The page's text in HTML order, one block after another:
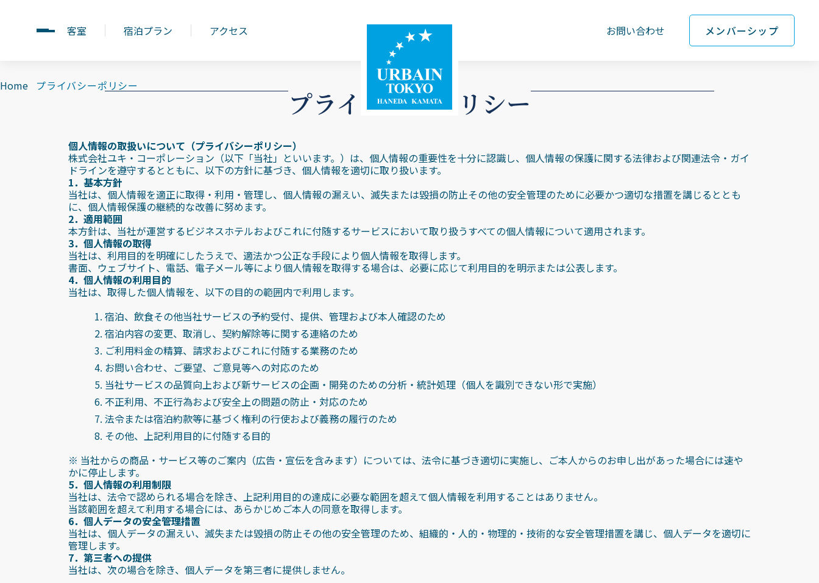
Open menu
客室 宿泊プラン アクセス お問い合わせ メンバーシップ
Home プライバシーポリシー プライバシーポリシー
個人情報の取扱いについて（プライバシーポリシー）
株式会社ユキ・コーポレーション（以下「当社」といいます。）は、個人情報の重要性を十分に認識し、個人情報の保護に関する法律および関連法令・ガイ
ドラインを遵守するとともに、以下の方針に基づき、個人情報を適切に取り扱います。
1．基本方針
当社は、個人情報を適正に取得・利用・管理し、個人情報の漏えい、滅失または毀損の防止その他の安全管理のために必要かつ適切な措置を講じるととも
に、個人情報保護の継続的な改善に努めます。
2．適用範囲
本方針は、当社が運営するビジネスホテルおよびこれに付随するサービスにおいて取り扱うすべての個人情報について適用されます。
3．個人情報の取得
当社は、利用目的を明確にしたうえで、適法かつ公正な手段により個人情報を取得します。
書面、ウェブサイト、電話、電子メール等により個人情報を取得する場合は、必要に応じて利用目的を明示または公表します。
4．個人情報の利用目的
当社は、取得した個人情報を、以下の目的の範囲内で利用します。
宿泊、飲食その他当社サービスの予約受付、提供、管理および本人確認のため
宿泊内容の変更、取消し、契約解除等に関する連絡のため
ご利用料金の精算、請求およびこれに付随する業務のため
お問い合わせ、ご要望、ご意見等への対応のため
当社サービスの品質向上および新サービスの企画・開発のための分析・統計処理（個人を識別できない形で実施）
不正利用、不正行為および安全上の問題の防止・対応のため
法令または宿泊約款等に基づく権利の行使および義務の履行のため
その他、上記利用目的に付随する目的
※ 当社からの商品・サービス等のご案内（広告・宣伝を含みます）については、法令に基づき適切に実施し、ご本人からのお申し出があった場合には速や
かに停止します。
5．個人情報の利用制限
当社は、法令で認められる場合を除き、上記利用目的の達成に必要な範囲を超えて個人情報を利用することはありません。
当該範囲を超えて利用する場合には、あらかじめご本人の同意を取得します。
6．個人データの安全管理措置
当社は、個人データの漏えい、滅失または毀損の防止その他の安全管理のため、組織的・人的・物理的・技術的な安全管理措置を講じ、個人データを適切に
管理します。
7．第三者への提供
当社は、次の場合を除き、個人データを第三者に提供しません。